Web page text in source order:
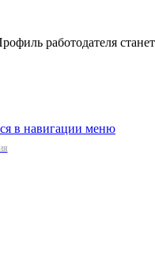
работодателя